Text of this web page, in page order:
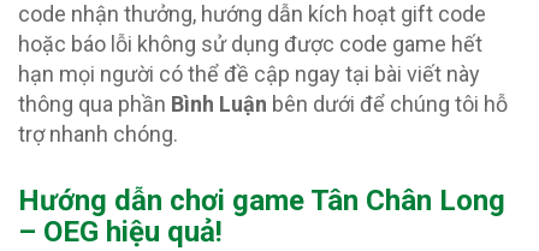
code nhận thưởng, hướng dẫn kích hoạt gift code
hoặc báo lỗi không sử dụng được code game hết
hạn mọi người có thể đề cập ngay tại bài viết này
thông qua phần Bình Luận bên dưới để chúng tôi hỗ
trợ nhanh chóng.
Hướng dẫn chơi game Tân Chân Long
– OEG hiệu quả!